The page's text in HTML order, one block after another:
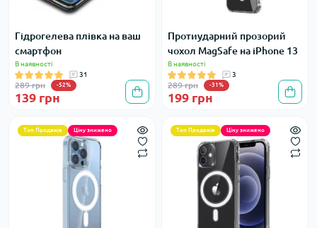
Гідрогелева плівка на ваш
смартфон
В наявності
31
289 грн -52%
139 грн
Протиударний прозорий
чохол MagSafe на iPhone 13
В наявності
3
289 грн -31%
199 грн
Топ Продажів Ціну знижено Топ Продажів Ціну знижено